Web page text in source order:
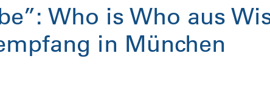
Who is Who aus
in München